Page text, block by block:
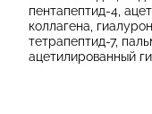
пентапептид-4,
коллагена,
тетрапептид-7,
ацетилированный